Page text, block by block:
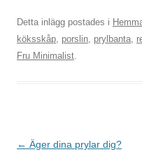
Detta inlägg postades i
köksskåp porslin prylbanta
Fru Minimalist
Inläggsnavigering
← Äger dina prylar dig?